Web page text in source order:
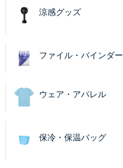
涼感グッズ
ファイル・バインダー
ウェア・アパレル
保冷・保温バッグ